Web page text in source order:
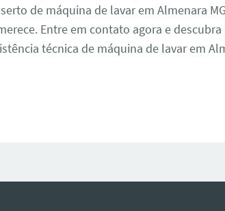
de máquina de lavar em Almenara
Entre em contato agora e
técnica de máquina de lavar em